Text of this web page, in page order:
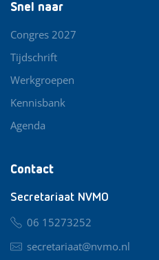
Contact
Secretariaat NVMO
06 15273252
secretariaat@nvmo.nl
Snel naar
Congres 2027
Tijdschrift
Werkgroepen
Kennisbank
Agenda